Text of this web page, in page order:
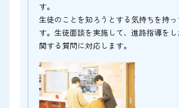
す。
生徒のことを知ろうとする気持ちを持っ
す。生徒面談を実施して、進路指導を
関する質問に対応します。